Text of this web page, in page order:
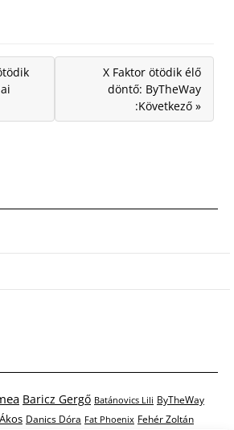
X Faktor ötödik élő
döntő: ByTheWay
:Következő »
Baricz Gergő Batánovics Lili ByTheWay
Danics Dóra Fat Phoenix Fehér Zoltán